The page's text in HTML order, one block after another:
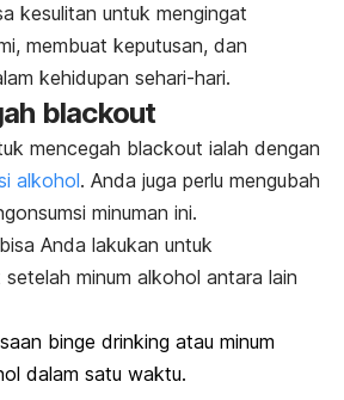
kesulitan untuk mengingat
membuat keputusan, dan
kehidupan sehari-hari.
blackout
mencegah blackout ialah dengan
alkohol. Anda juga perlu mengubah
minuman ini.
Anda lakukan untuk
setelah minum alkohol antara lain
binge drinking atau minum
dalam satu waktu.